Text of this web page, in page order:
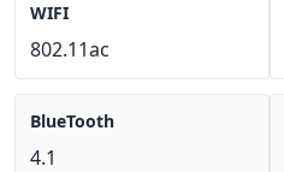
WIFI
802.11ac
BlueTooth
4.1